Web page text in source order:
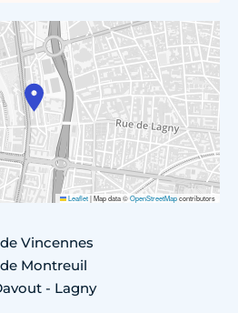
Leaflet|Map data ©OpenStreetMapcontributors
Vincennes
Montreuil
- Lagny